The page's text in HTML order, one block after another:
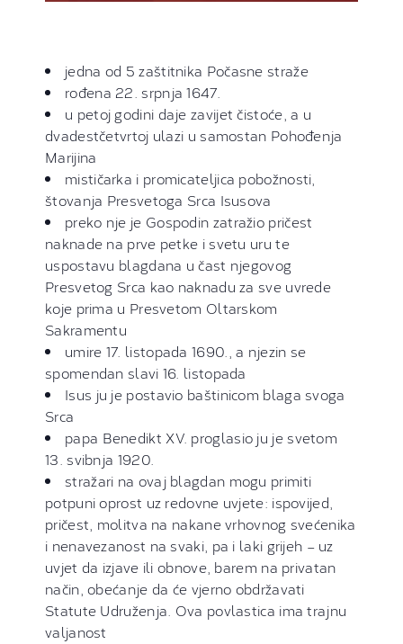
jedna od 5 zaštitnika Počasne straže
rođena 22. srpnja 1647.
u petoj godini daje zavijet čistoće, a u
dvadestčetvrtoj ulazi u samostan Pohođenja
Marijina
mističarka i promicateljica pobožnosti,
štovanja Presvetoga Srca Isusova
preko nje je Gospodin zatražio pričest
naknade na prve petke i svetu uru te
uspostavu blagdana u čast njegovog
Presvetog Srca kao naknadu za sve uvrede
koje prima u Presvetom Oltarskom
Sakramentu
umire 17. listopada 1690., a njezin se
spomendan slavi 16. listopada
Isus ju je postavio baštinicom blaga svoga
Srca
papa Benedikt XV. proglasio ju je svetom
13. svibnja 1920.
stražari na ovaj blagdan mogu primiti
potpuni oprost uz redovne uvjete: ispovijed,
pričest, molitva na nakane vrhovnog svećenika
i nenavezanost na svaki, pa i laki grijeh – uz
uvjet da izjave ili obnove, barem na privatan
način, obećanje da će vjerno obdržavati
Statute Udruženja. Ova povlastica ima trajnu
valjanost